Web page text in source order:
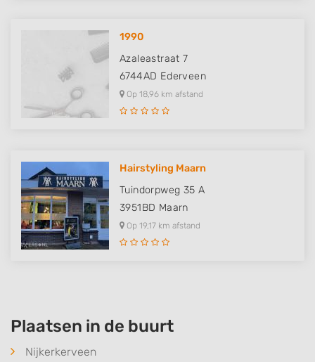
1990
Azaleastraat 7
6744AD Ederveen
Op 18,96 km afstand
Hairstyling Maarn
Tuindorpweg 35 A
3951BD Maarn
Op 19,17 km afstand
Plaatsen in de buurt
Nijkerkerveen
Performance
Functional